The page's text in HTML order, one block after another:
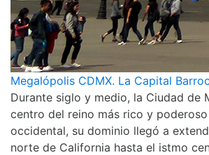
Megalópolis CDMX. La Capital
Durante siglo y medio, la Ciudad de
centro del reino más rico y
occidental, su dominio llegó a
norte de California hasta el istmo